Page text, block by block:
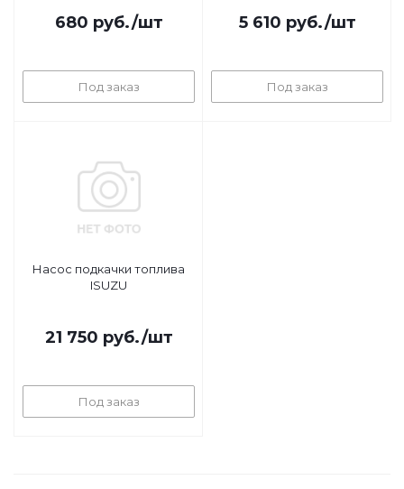
680 руб./шт
Под заказ
5 610 руб./шт
Под заказ
Насос подкачки топлива
ISUZU
21 750 руб./шт
Под заказ